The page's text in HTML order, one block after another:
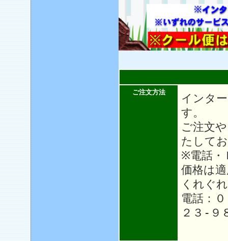
ご注文方法
インタ
す。
ご注文
たして
※電話・
価格は
くれぐ
電話：
２３-９